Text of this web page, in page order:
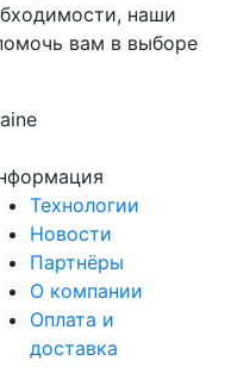
наши
вам в выборе
Технологии
Новости
Партнёры
О компании
Оплата и
доставка